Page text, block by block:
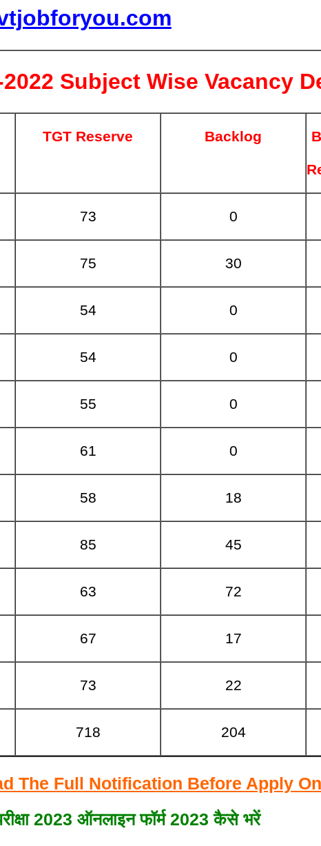
Subject Wise Vacancy
TGT Reserve Backlog
73 0
75 30
54 0
54 0
55 0
61 0
58 18
85 45
63 72
67 17
73 22
718 204
The Full Notification Before Apply
2023 ऑनलाइन फॉर्म 2023 कैसे भरें